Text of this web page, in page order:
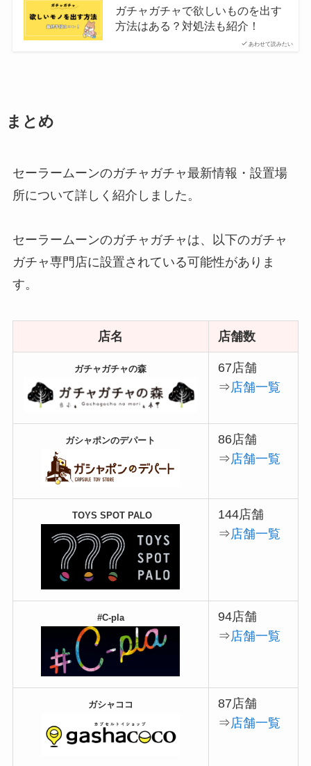
あわせて読みたい
ガチャガチャで欲しいものを出す
方法はある？対処法も紹介！
まとめ
セーラームーンのガチャガチャ最新情報・設置場
所について詳しく紹介しました。
セーラームーンのガチャガチャは、以下のガチャ
ガチャ専門店に設置されている可能性がありま
す。
店名 店舗数
ガチャガチャの森
67店舗
⇒店舗一覧
ガシャポンのデパート
86店舗
⇒店舗一覧
TOYS SPOT PALO
144店舗
⇒店舗一覧
#C-pla
94店舗
⇒店舗一覧
ガシャココ
87店舗
⇒店舗一覧